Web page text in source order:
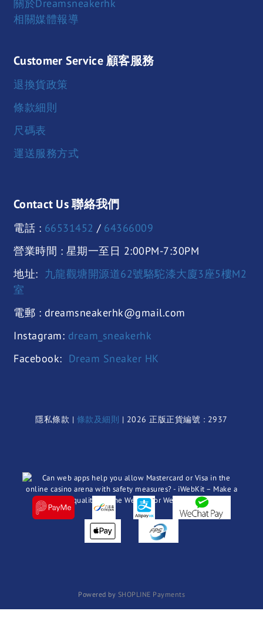
關於Dreamsneakerhk
相關媒體報導
Customer Service 顧客服務
退換貨政策
條款細則
尺碼表
運送服務方式
Contact Us 聯絡我們
電話 : 66531452 / 64366009
營業時間 : 星期一至日 2:00PM-7:30PM
地址:
九龍觀塘開源道62號駱駝漆大廈3座5樓M2
室
電郵 : dreamsneakerhk@gmail.com
Instagram: dream_sneakerhk
Facebook: Dream Sneaker HK
隱私條款 | 條款及細則 | 2026 正版正貨編號 : 2937
Powered by SHOPLINE Payments